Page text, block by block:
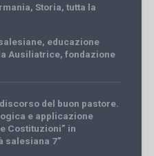
, Storia, tutta la
, educazione
Ausiliatrice, fondazione
del buon pastore.
e applicazione
Costituzioni” in
salesiana 7”